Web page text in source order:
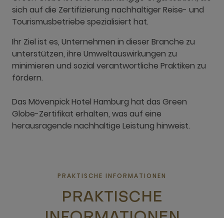
sich auf die Zertifizierung nachhaltiger Reise- und
Tourismusbetriebe spezialisiert hat.
Ihr Ziel ist es, Unternehmen in dieser Branche zu
unterstützen, ihre Umweltauswirkungen zu
minimieren und sozial verantwortliche Praktiken zu
fördern.
Das Mövenpick Hotel Hamburg hat das Green
Globe-Zertifikat erhalten, was auf eine
herausragende nachhaltige Leistung hinweist.
PRAKTISCHE INFORMATIONEN
PRAKTISCHE